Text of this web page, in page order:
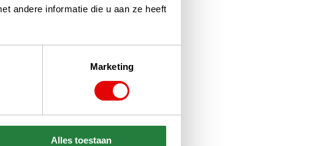
andere informatie die u aan ze heeft
Marketing
Alles toestaan